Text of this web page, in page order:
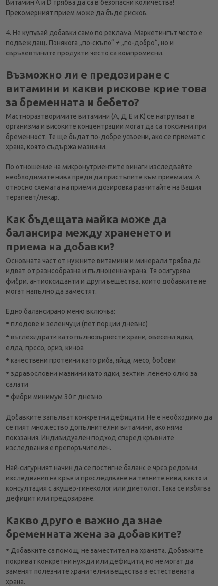
Витамин A и D трябва да са в безопасни количества!
Прекомерният прием може да бъде рисков.
4. Не купувай добавки само по реклама. Маркетингът често е
подвеждащ. Понякога „по-скъпо“ ≠ „по-добро“, но и
свръхевтините продукти често са компромисни.
Възможно ли е предозиране с
витамини и какви рискове крие това
за бременната и бебето?
Мастноразтворимите витамини (A, Д, E и K) се натрупват в
организма и високите концентрации могат да са токсични при
бременност. Те ще бъдат по-добре усвоени, ако се приемат с
храна, която съдържа мазнини.
По отношение на микронутриентите винаги изследвайте
необходимите нива преди да пристъпите към приема им. А
относно схемата на прием и дозировка разчитайте на Вашия
терапевт/лекар.
Как бъдещата майка може да
балансира между храненето и
приема на добавки?
Основната част от нужните витамини и минерали трябва да
идват от разнообразна и пълноценна храна. Тя осигурява
фибри, антиоксиданти и други вещества, които добавките не
могат напълно да заместят.
Едно балансирано меню включва:
• плодове и зеленчуци (пет порции дневно)
• въглехидрати като пълнозърнести храни, овесени ядки,
елда, просо, ориз, киноа
• качествени протеини като риба, яйца, месо, бобови
• здравословни мазнини като ядки, зехтин, ленено олио за
салати
• фибри минимум 30 г дневно
Добавките запълват конкретни дефицити. Не е необходимо да
се пият множество допълнителни витамини, ако няма
показания. Индивидуален подход според кръвните
изследвания е препоръчителен.
Най-сигурният начин да се постигне баланс е чрез редовни
изследвания на кръв и проследяване на техните нива, както и
консултация с акушер-гинеколог или диетолог. Така се избягва
дефицит или предозиране.
Какво друго е важно да знае
бременната жена за добавките?
• Добавките са помощ, не заместител на храната. Добавките
покриват конкретни нужди или дефицити, но не могат да
заменят полезните хранителни вещества в естествената
храна.